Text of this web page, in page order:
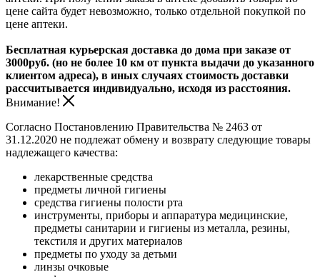
цене сайта будет невозможно, только отдельной покупкой по
цене аптеки.
Бесплатная курьерская доставка до дома при заказе от
3000руб. (но не более 10 км от пункта выдачи до указанного
клиентом адреса), в иных случаях стоимость доставки
рассчитывается индивидуально, исходя из расстояния.
Внимание!
Согласно Постановлению Правительства № 2463 от
31.12.2020 не подлежат обмену и возврату следующие товары
надлежащего качества:
лекарственные средства
предметы личной гигиены
средства гигиены полости рта
инструменты, приборы и аппаратура медицинские,
предметы санитарии и гигиены из металла, резины,
текстиля и других материалов
предметы по уходу за детьми
линзы очковые